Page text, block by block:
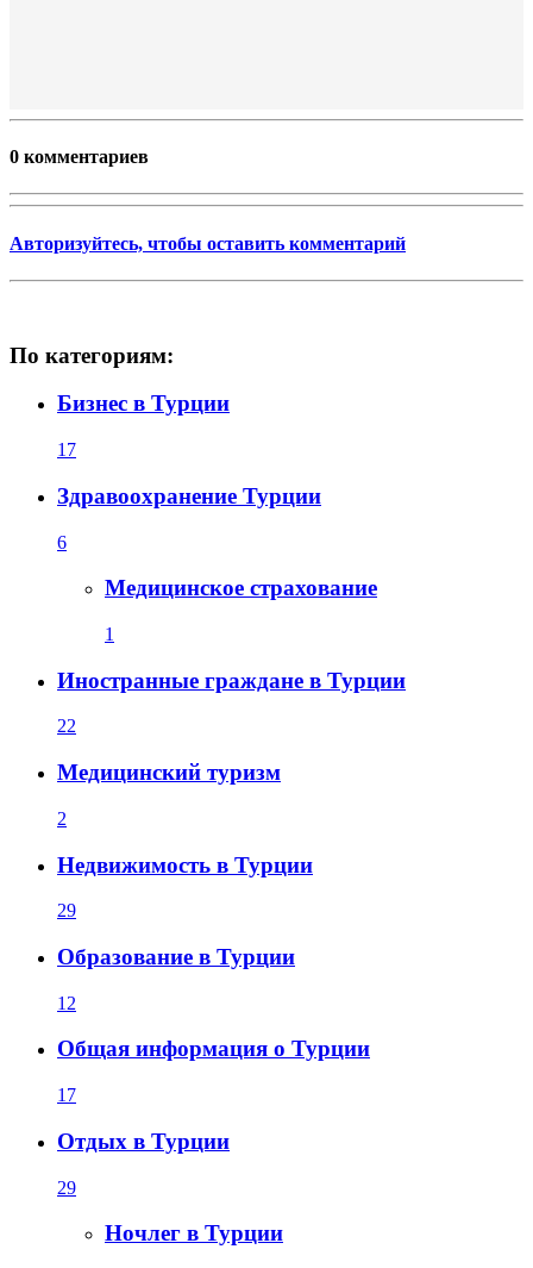
0 комментариев
Авторизуйтесь, чтобы оставить комментарий
По категориям:
Бизнес в Турции
17
Здравоохранение Турции
6
Медицинское страхование
1
Иностранные граждане в Турции
22
Медицинский туризм
2
Недвижимость в Турции
29
Образование в Турции
12
Общая информация о Турции
17
Отдых в Турции
29
Ночлег в Турции